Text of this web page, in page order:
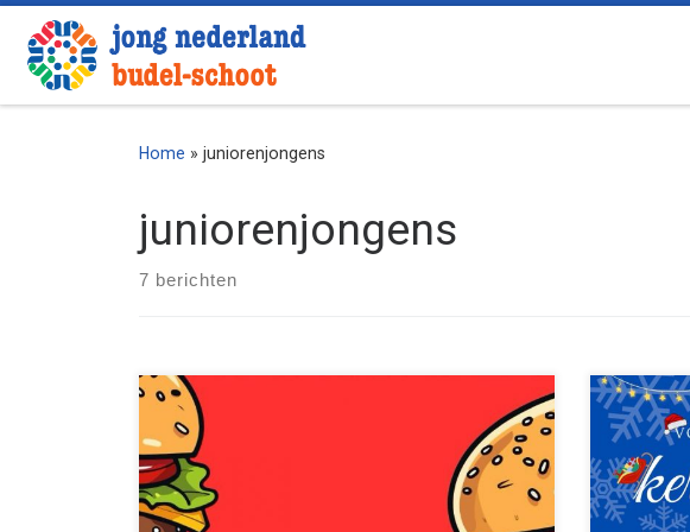
Ga naar inhoud
Home » juniorenjongens
juniorenjongens
7 berichten